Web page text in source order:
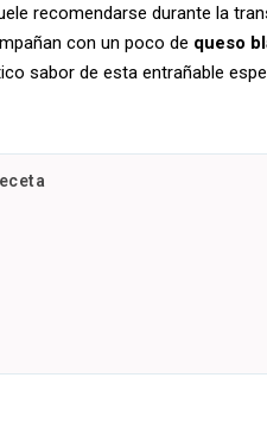
recomendarse durante la
con un poco de queso
sabor de esta entrañable